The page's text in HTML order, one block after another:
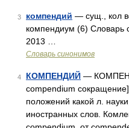
3 компендий — сущ., кол
компендиум (6) Словарь
2013 …
Словарь синонимов
4 КОМПЕНДИЙ —
compendium
положений какой л.
иностранных слов.